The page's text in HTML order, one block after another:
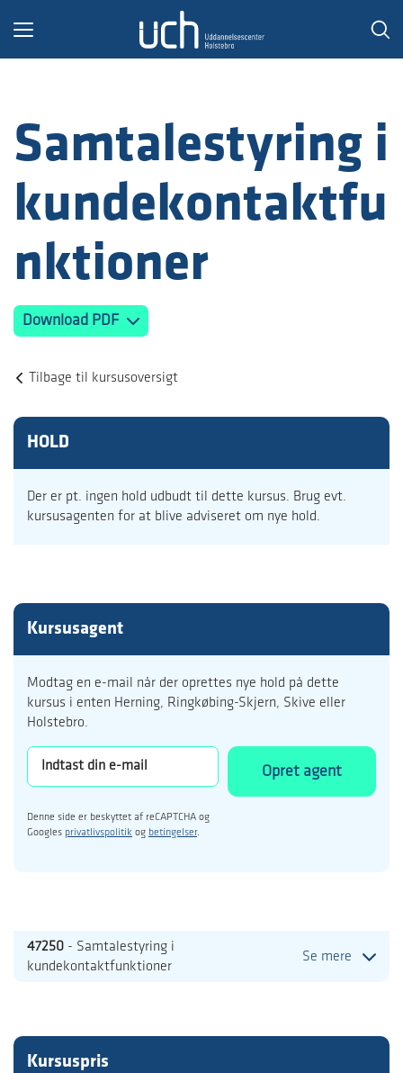
Toggle
Samtalestyring i
kundekontaktfu
nktioner
Download PDF
Tilbage til kursusoversigt
HOLD
Der er pt. ingen hold udbudt til dette kursus. Brug evt.
kursusagenten for at blive adviseret om nye hold.
Kursusagent
Modtag en e-mail når der oprettes nye hold på dette
kursus i enten Herning, Ringkøbing-Skjern, Skive eller
Holstebro.
Opret agent
Denne side er beskyttet af reCAPTCHA og
Googles privatlivspolitik og betingelser.
47250 - Samtalestyring i
kundekontaktfunktioner
Se mere
Kursuspris